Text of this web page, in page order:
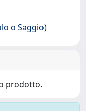
o Saggio)
prodotto.